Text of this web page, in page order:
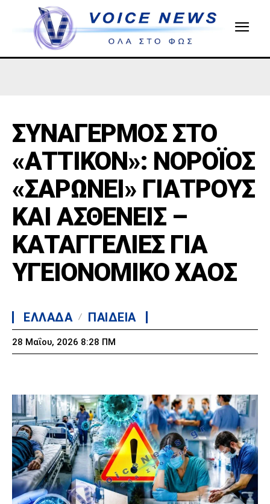
ΣΥΝΑΓΕΡΜΟΣ ΣΤΟ
«ΑΤΤΙΚΟΝ»: ΝΟΡΟΪΟΣ
«ΣΑΡΩΝΕΙ» ΓΙΑΤΡΟΥΣ
ΚΑΙ ΑΣΘΕΝΕΙΣ –
ΚΑΤΑΓΓΕΛΙΕΣ ΓΙΑ
ΥΓΕΙΟΝΟΜΙΚΟ ΧΑΟΣ
ΕΛΛΑΔΑ ΠΑΙΔΕΙΑ
28 Μαΐου, 2026 8:28 ΠΜ